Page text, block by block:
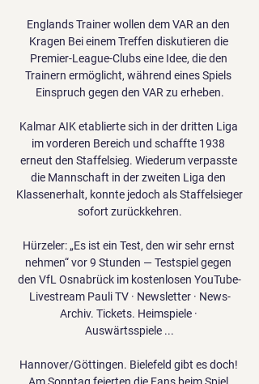
Englands Trainer wollen dem VAR an den
Kragen Bei einem Treffen diskutieren die
Premier-League-Clubs eine Idee, die den
Trainern ermöglicht, während eines Spiels
Einspruch gegen den VAR zu erheben.
Kalmar AIK etablierte sich in der dritten Liga
im vorderen Bereich und schaffte 1938
erneut den Staffelsieg. Wiederum verpasste
die Mannschaft in der zweiten Liga den
Klassenerhalt, konnte jedoch als Staffelsieger
sofort zurückkehren.
Hürzeler: „Es ist ein Test, den wir sehr ernst
nehmen“ vor 9 Stunden — Testspiel gegen
den VfL Osnabrück im kostenlosen YouTube-
Livestream Pauli TV · Newsletter · News-
Archiv. Tickets. Heimspiele ·
Auswärtsspiele ...
Hannover/Göttingen. Bielefeld gibt es doch!